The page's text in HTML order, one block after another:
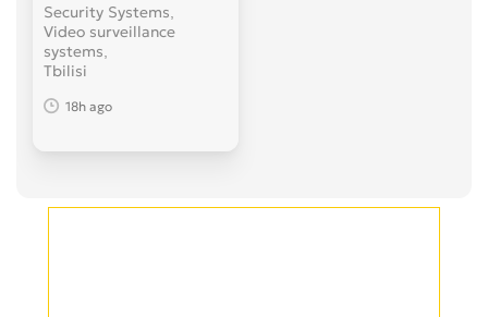
Security Systems,
Video surveillance
systems
Tbilisi
18h ago